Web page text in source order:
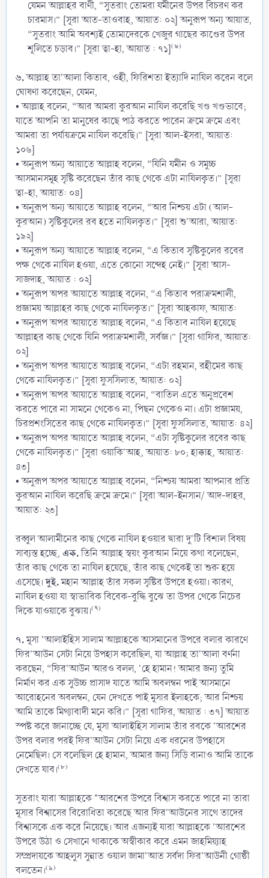
যেমন আল্লাহর বাণী, “সুতরাং তোমরা যমীনের উপর বিচরণ কর
চারমাস।” [সূরা আত-তাওবাহ, আয়াত: ০২] অনুরূপ অন্য আয়াত,
“সুতরাং আমি অবশ্যই তোমাদেরকে খেজুর গাছের কাণ্ডের উপর
শূলিতে চড়াব।” [সূরা ত্বা-হা, আয়াত : ৭১](৬)
৬.আল্লাহ তা'আলা কিতাব, ওহী, ফিরিশতা ইত্যাদি নাযিল করেন বলে
ঘোষণা করেছেন, যেমন,
• আল্লাহ বলেন, “আর আমরা কুরআন নাযিল করেছি খণ্ড খণ্ডভাবে;
যাতে আপনি তা মানুষের কাছে পাঠ করতে পারেন ক্রমে ক্রমে এবং
আমরা তা পর্যায়ক্রমে নাযিল করেছি।” [সূরা আল-ইসরা, আয়াত:
১০৬]
• অনুরূপ অন্য আয়াতে আল্লাহ বলেন, “যিনি যমীন ও সমুচ্চ
আসমানসমূহ সৃষ্টি করেছেন তাঁর কাছ থেকে এটা নাযিলকৃত।” [সূরা
ত্বা-হা, আয়াত: ০৪]
• অনুরূপ অন্য আয়াতে আল্লাহ বলেন, “আর নিশ্চয় এটা (আল-
কুরআন) সৃষ্টিকুলের রব হতে নাযিলকৃত।” [সূরা শু'আরা, আয়াত:
১৯২]
• অনুরূপ অন্য আয়াতে আল্লাহ বলেন, “এ কিতাব সৃষ্টিকুলের রবের
পক্ষ থেকে নাযিল হওয়া, এতে কোনো সন্দেহ নেই।” [সূরা আস-
সাজদাহ, আয়াত : ০২]
• অনুরূপ অপর আয়াতে আল্লাহ বলেন, “এ কিতাব পরাক্রমশালী,
প্রজ্ঞাময় আল্লাহর কাছ থেকে নাযিলকৃত।” [সূরা আহকাফ, আয়াত:
• অনুরূপ অপর আয়াতে আল্লাহ বলেন, “এ কিতাব নাযিল হয়েছে
আল্লাহর কাছ থেকে যিনি পরাক্রমশালী, সর্বজ্ঞ।” [সূরা গাফির, আয়াত:
০২]
• অনুরূপ অপর আয়াতে আল্লাহ বলেন, “এটা রহমান, রহীমের কাছ
থেকে নাযিলকৃত।” [সূরা ফুসসিলাত, আয়াত: ০২]
• অনুরূপ অপর আয়াতে আল্লাহ বলেন, “বাতিল এতে অনুপ্রবেশ
করতে পারে না সামনে থেকেও না, পিছন থেকেও না। এটা প্রজ্ঞাময়,
চিরপ্রশংসিতের কাছ থেকে নাযিলকৃত।” [সূরা ফুসসিলাত, আয়াত: ৪২]
• অনুরূপ অপর আয়াতে আল্লাহ বলেন, “এটা সৃষ্টিকুলের রবের কাছ
থেকে নাযিলকৃত।” [সূরা ওয়াকি'আহ, আয়াত: ৮০; হাক্কাহ, আয়াত:
৪৩]
• অনুরূপ অপর আয়াতে আল্লাহ বলেন, “নিশ্চয় আমরা আপনার প্রতি
কুরআন নাযিল করেছি ক্রমে ক্রমে।” [সূরা আল-ইনসান/ আদ-দাহর,
আয়াত: ২৩]
রব্বুল আলামীনের কাছ থেকে নাযিল হওয়ার দ্বারা দু'টি বিশাল বিষয়
সাব্যস্ত হচ্ছে, এক.তিনি আল্লাহ স্বয়ং কুরআন নিয়ে কথা বলেছেন,
তাঁর কাছ থেকে তা নাযিল হয়েছে, তাঁর কাছ থেকেই তা শুরু হয়ে
এসেছে।দুই.মহান আল্লাহ তাঁর সকল সৃষ্টির উপরে হওয়া। কারণ,
নাযিল হওয়া যা স্বাভাবিক বিবেক-বুদ্ধি বুঝে তা উপর থেকে নিচের
দিকে যাওয়াকে বুঝায়।(৭)
৭.মূসা 'আলাইহিস সালাম আল্লাহকে আসমানের উপরে বলার কারণে
ফির'আউন সেটা নিয়ে উপহাস করেছিল, যা আল্লাহ তা'আলা বর্ণনা
করছেন, “ফির'আউন আরও বলল, 'হে হামান! আমার জন্য তুমি
নির্মাণ কর এক সুউচ্চ প্রাসাদ যাতে আমি অবলম্বন পাই আসমানে
আরোহনের অবলম্বন, যেন দেখতে পাই মূসার ইলাহকে; আর নিশ্চয়
আমি তাকে মিথ্যাবাদী মনে করি।” [সূরা গাফির, আয়াত : ৩৭] আয়াত
স্পষ্ট করে জানাচ্ছে যে, মূসা আলাইহিস সালাম তাঁর রবকে 'আরশের
উপর বলার পরই ফির'আউন সেটা নিয়ে এক ধরনের উপহাসে
নেমেছিল। সে বলেছিল হে হামান, আমার জন্য সিড়ি বানাও আমি তাকে
দেখতে যাব।(৮)
সুতরাং যারা আল্লাহকে "আরশের উপরে বিশ্বাস করতে পারে না তারা
মূসার বিশ্বাসের বিরোধিতা করেছে আর ফির'আউনের সাথে তাদের
বিশ্বাসকে এক করে নিয়েছে। আর এজন্যই যারা আল্লাহকে 'আরশের
উপরে উঠা ও সেখানে থাকাকে অস্বীকার করে এমন জাহমিয়্যাহ
সম্প্রদায়কে আহলুস সুন্নাত ওয়াল জামা'আত সর্বদা ফির'আউনী গোষ্ঠী
বলতেন।(৯)